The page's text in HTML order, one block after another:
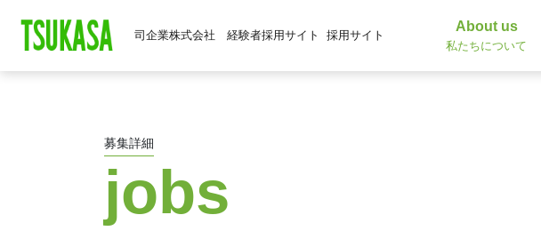
司企業株式会社 経験者採用サイト 採用サイト
About us
私たちについて
募集詳細
jobs